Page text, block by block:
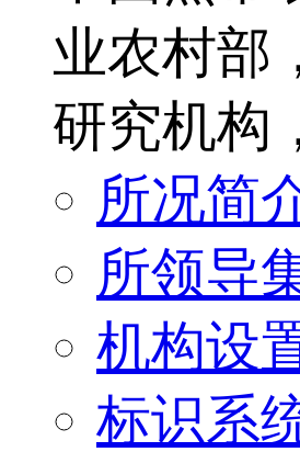
业农村部
研究机构
所况简
所领导
机构设
标识系